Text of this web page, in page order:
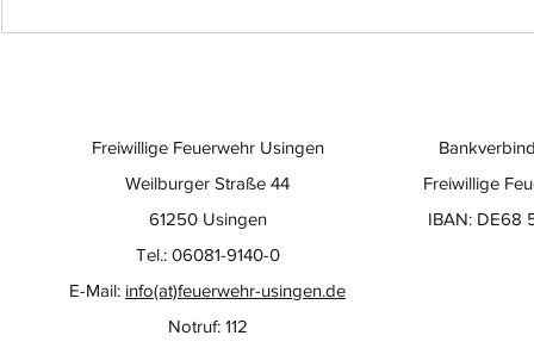
Freiwillige
IBAN: DE68
Freiwillige Feuerwehr Usingen
Weilburger Straße 44
61250 Usingen
Tel.: 06081-9140-0
E-Mail: info(at)feuerwehr-usingen.de
Notruf: 112